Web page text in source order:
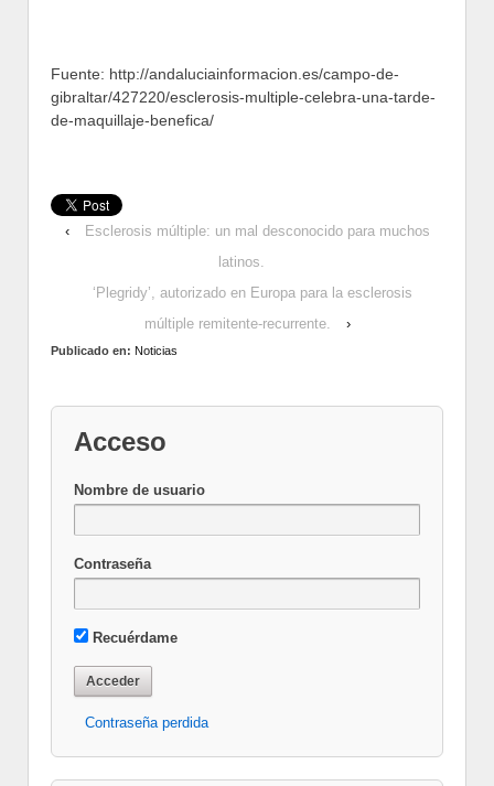
Fuente: http://andaluciainformacion.es/campo-de-
gibraltar/427220/esclerosis-multiple-celebra-una-tarde-
de-maquillaje-benefica/
‹
Esclerosis múltiple: un mal desconocido para muchos
latinos.
‘Plegridy’, autorizado en Europa para la esclerosis
múltiple remitente-recurrente.
›
Publicado en: Noticias
Acceso
Nombre de usuario
Contraseña
Recuérdame
Contraseña perdida